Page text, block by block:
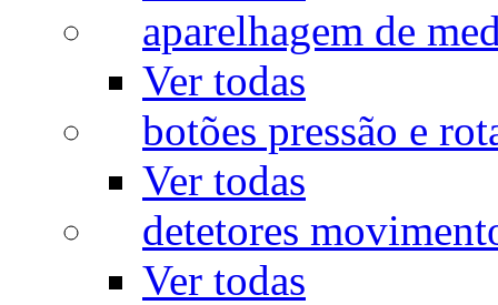
aparelhagem de
Ver todas
botões pressão e
Ver todas
detetores
Ver todas